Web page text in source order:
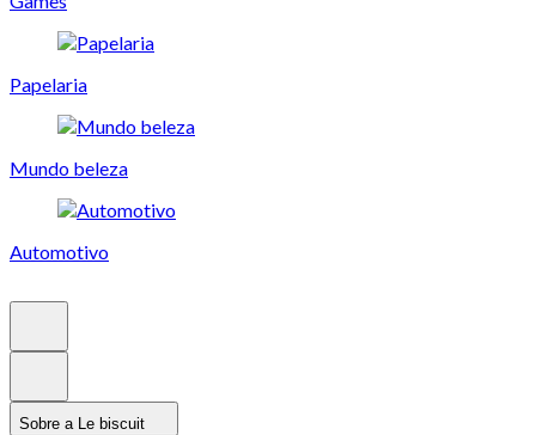
Papelaria
Mundo beleza
Automotivo
Sobre a Le biscuit